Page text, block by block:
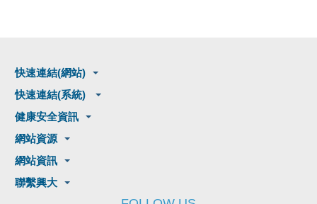
快速連結(網站)
快速連結(系統)
健康安全資訊
網站資源
網站資訊
聯繫興大